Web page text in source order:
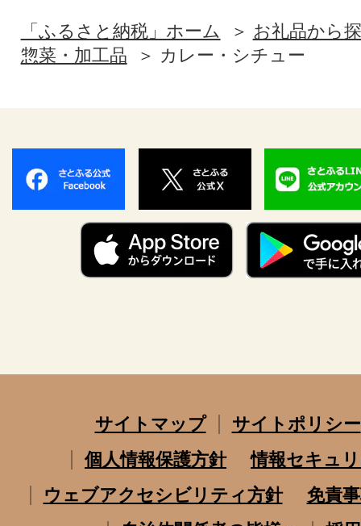
「ふるさと納税」ホーム
お礼品から
惣菜・加工品
カレー・シチュー
サイトマップ
サイトポリシー
個人情報保護方針
情報セキュ
ウェブアクセシビリティ方針
免責